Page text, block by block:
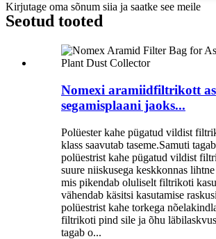
Kirjutage oma sõnum siia ja saatke see meile
Seotud tooted
Nomexi aramiidfiltrikott
segamisplaani jaoks...
Polüester kahe pügatud vildist
klass saavutab taseme.Samuti
polüestrist kahe pügatud vildist
suure niiskusega keskkonnas
mis pikendab oluliselt filtrikoti
vähendab käsitsi kasutamise
polüestrist kahe torkega
filtrikoti pind sile ja õhu
tagab o...